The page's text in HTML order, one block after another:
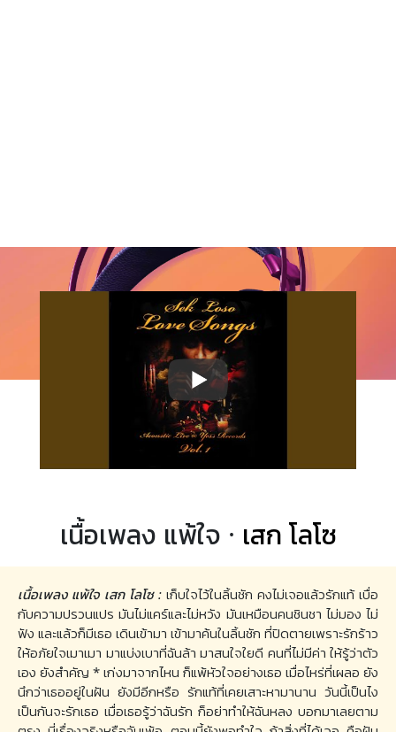
เนื้อเพลง แพ้ใจ · เสก โลโซ
เนื้อเพลง แพ้ใจ เสก โลโซ : เก็บใจไว้ในลิ้นชัก คงไม่เจอแล้วรักแท้ เบื่อ
กับความปรวนแปร มันไม่แคร์และไม่หวัง มันเหมือนคนชินชา ไม่มอง ไม่
ฟัง และแล้วก็มีเธอ เดินเข้ามา เข้ามาค้นในลิ้นชัก ที่ปิดตายเพราะรักร้าว
ให้อภัยใจเมาเมา มาแบ่งเบาที่ฉันล้า มาสนใจใยดี คนที่ไม่มีค่า ให้รู้ว่าตัว
เอง ยังสำคัญ * เก่งมาจากไหน ก็แพ้หัวใจอย่างเธอ เมื่อไหร่ที่เผลอ ยัง
นึกว่าเธออยู่ในฝัน ยังมีอีกหรือ รักแท้ที่เคยเสาะหามานาน วันนี้เป็นไง
เป็นกันจะรักเธอ เมื่อเธอรู้ว่าฉันรัก ก็อย่าทำให้ฉันหลง บอกมาเลยตาม